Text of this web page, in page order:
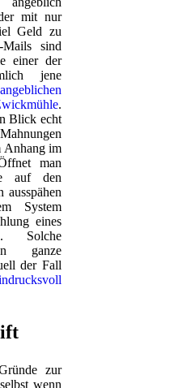
mit nur
Geld zu
Mails sind
einer der
jene
angeblichen
.
Blick echt
Anhang im
man
auf den
ausspähen
System
eines
Solche
ganze
der Fall
zur
wenn